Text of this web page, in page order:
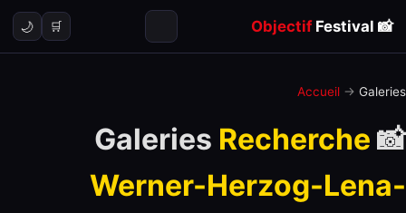
📸
ObjectifFestival
🛒
🌙
Accueil → Galeries
📸 Galeries
Recherche
Werner-Herzog-Lena-